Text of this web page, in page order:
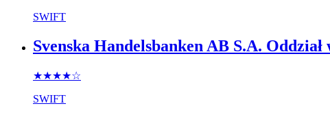
SWIFT
Svenska Handelsbanken AB S.A. Oddział
★★★★☆
SWIFT